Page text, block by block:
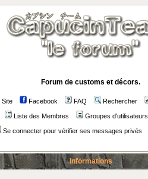
Forum de customs et décors.
Site Facebook FAQ Rechercher
Liste des Membres Groupes d'utilisateurs
Se connecter pour vérifier ses messages privés
Informations